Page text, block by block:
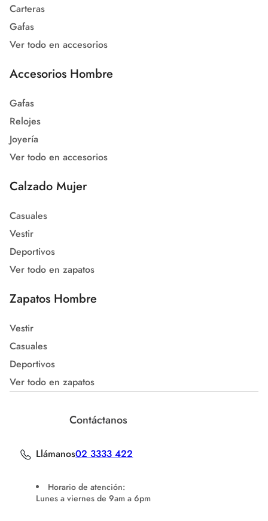
Carteras
Gafas
Ver todo en accesorios
Accesorios Hombre
Gafas
Relojes
Joyería
Ver todo en accesorios
Calzado Mujer
Casuales
Vestir
Deportivos
Ver todo en zapatos
Zapatos Hombre
Vestir
Casuales
Deportivos
Ver todo en zapatos
Contáctanos
Llámanos02 3333 422
Horario de atención:
Lunes a viernes de 9am a 6pm